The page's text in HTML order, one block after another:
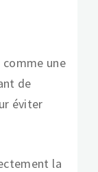
une
de
éviter
la